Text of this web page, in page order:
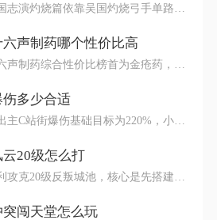
声制药哪个性价比高
伤多少合适
20级怎么打
突闯天堂怎么玩